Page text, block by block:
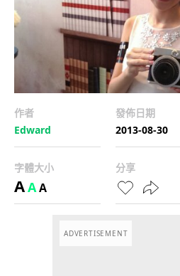
作者
Edward
發佈日期
2013-08-30
字體大小
AAA
分享
ADVERTISEMENT